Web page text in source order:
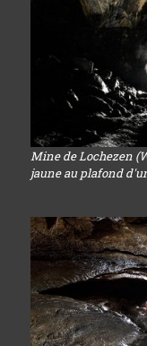
Mine de Lochezen
jaune au plafond